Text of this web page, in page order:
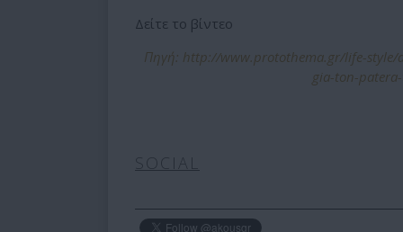
Δείτε το βίντεο
Πηγή: http://www.protothema.gr/life-
gia-ton-
SOCIAL